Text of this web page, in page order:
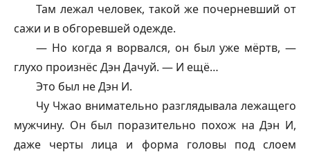
Там лежал человек, такой же почерневший от
сажи и в обгоревшей одежде.
— Но когда я ворвался, он был уже мёртв, —
глухо произнёс Дэн Дачуй. — И ещё…
Это был не Дэн И.
Чу Чжао внимательно разглядывала лежащего
мужчину. Он был поразительно похож на Дэн И,
даже черты лица и форма головы под слоем